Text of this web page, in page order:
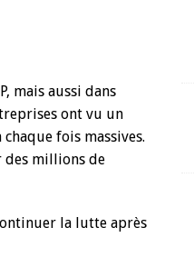
mais aussi dans
ont vu un
fois massives.
des millions de
la lutte après